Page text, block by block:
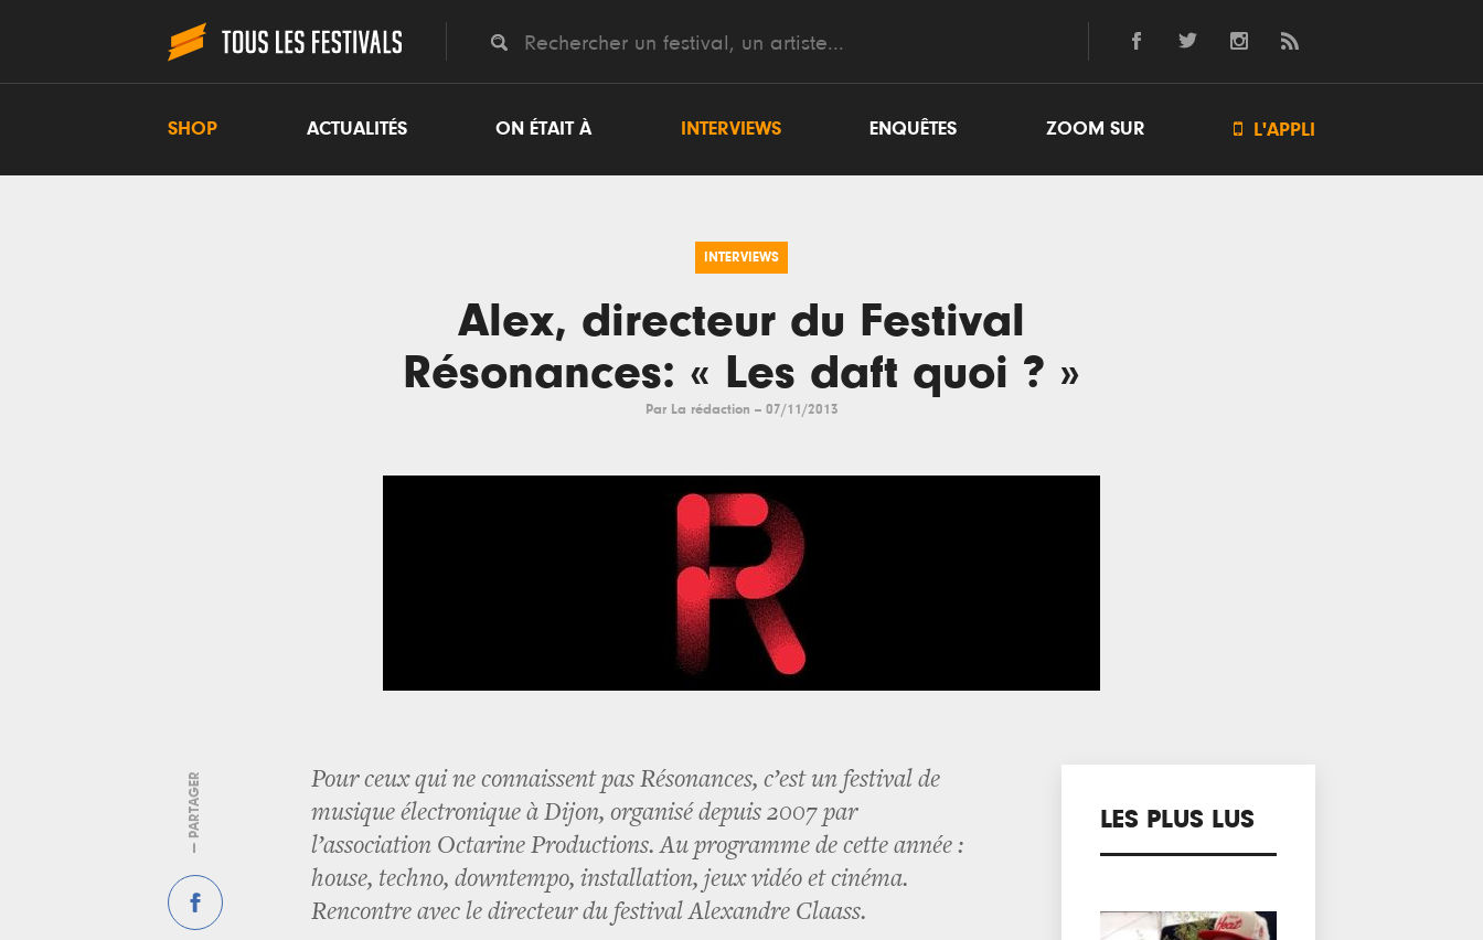
SHOP ACTUALITÉS ON ÉTAIT À INTERVIEWS ENQUÊTES ZOOM SUR  L'APPLI
INTERVIEWS
Alex, directeur du Festival
Résonances: « Les daft quoi ? »
Par La rédaction -- 07/11/2013
— PARTAGER
Pour ceux qui ne connaissent pas Résonances, c’est un festival de
musique électronique à Dijon, organisé depuis 2007 par
l’association Octarine Productions. Au programme de cette année :
house, techno, downtempo, installation, jeux vidéo et cinéma.
Rencontre avec le directeur du festival Alexandre Claass.
LES PLUS LUS